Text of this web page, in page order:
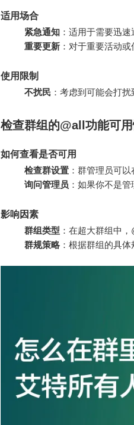
适用场合
紧急通知 ：适用于需要迅
重要更新 ：对于重要活动
使用限制
不扰民 ：考虑到可能会打
检查群组的@all功能可
如何查看是否可用
检查群设置 ：群管理员可
询问管理员 ：如果你不是
影响因素
群组类型 ：在超大群组中
群规策略 ：根据群组的具